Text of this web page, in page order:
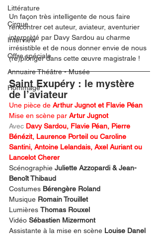
Littérature
Cirque
Interview
Offre spéciale
Annuaire Théâtre - Musée
Hommage
Un façon très intelligente de nous faire
rencontrer cet auteur, aviateur, aventurier
interprèté par Davy Sardou au charme
irrésistible et de nous donner envie de nous
(re)plonger dans cette œuvre magistrale !
Saint Exupéry : le mystère
de l’aviateur
Une pièce de Arthur Jugnot et Flavie Péan
Mise en scène par Artur Jugnot
Avec Davy Sardou, Flavie Péan, Pierre
Bénézit, Laurence Porteil ou Caroline
Santini, Antoine Lelandais, Axel Auriant ou
Lancelot Cherer
Scénographie Juliette Azzopardi & Jean-
Benoît Thibaud
Costumes Bérengère Roland
Musique Romain Trouillet
Lumières Thomas Rouxel
Vidéo Sébastien Mizermont
Assistante à la mise en scène Louise Danel